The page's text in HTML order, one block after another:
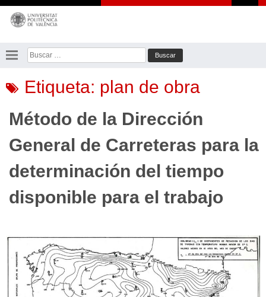
Saltar
contenido
Buscar:
Etiqueta: plan de obra
Método de la Dirección
General de Carreteras para la
determinación del tiempo
disponible para el trabajo